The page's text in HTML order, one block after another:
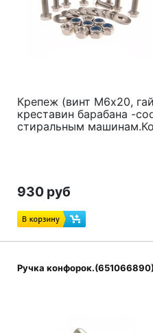
Крепеж (винт М6x20,
креставин барабана -
стиральным
930 руб
Ручка конфорок.(651066890)